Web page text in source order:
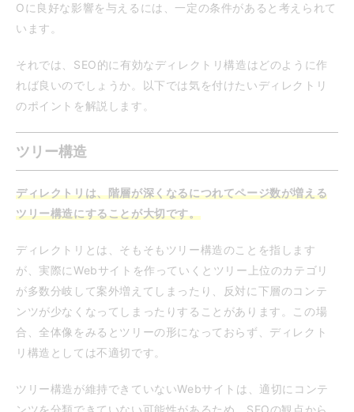
Oに良好な影響を与えるには、一定の条件があると考えられて
います。
それでは、SEO的に有効なディレクトリ構造はどのように作
れば良いのでしょうか。以下では気を付けたいディレクトリ
のポイントを解説します。
ツリー構造
ディレクトリは、階層が深くなるにつれてページ数が増える
ツリー構造にすることが大切です。
ディレクトリとは、そもそもツリー構造のことを指します
が、実際にWebサイトを作っていくとツリー上位のカテゴリ
が多数分岐して案外増えてしまったり、反対に下層のコンテ
ンツが少なくなってしまったりすることがあります。この場
合、全体像をみるとツリーの形になっておらず、ディレクト
リ構造としては不適切です。
ツリー構造が維持できていないWebサイトは、適切にコンテ